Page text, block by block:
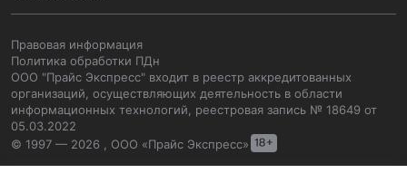
Правовая информация
Политика обработки ПДн
ООО "Прайс Экспресс" входит в реестр аккредитованных
организаций, осуществляющих деятельность в области
информационных технологий, реестровая запись № 18649 от
05.03.2022
© 1997 — 2026 , ООО «Прайс Экспресс»